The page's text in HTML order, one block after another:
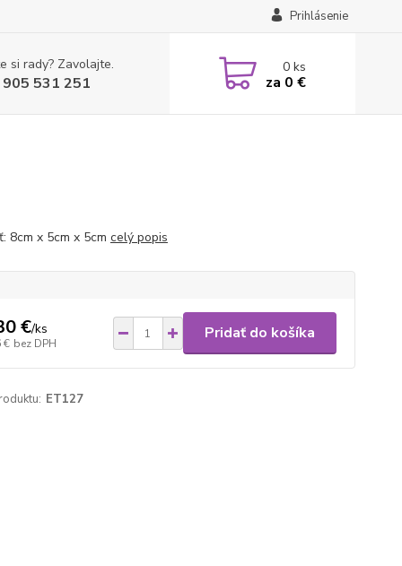
Prihlásenie
si rady? Zavolajte.
531 251
0ks
za 0 €
8cm x 5cm x 5cm celý popis
€/ks
€ bez DPH
Pridať do košíka
ET127